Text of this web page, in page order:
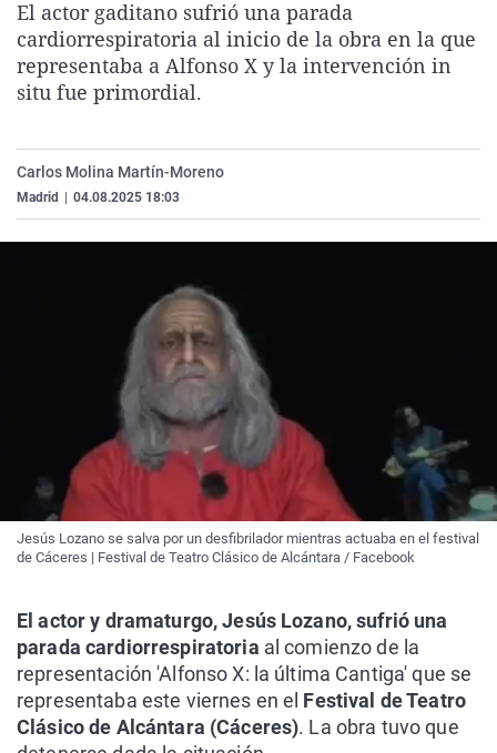
La rosa de los vientos
Gente viajera
Caso
Retornados
Extremadura
Galicia
Virales
Televisión
El actor gaditano sufrió una parada
cardiorrespiratoria al inicio de la obra en la que
representaba a Alfonso X y la intervención in
situ fue primordial.
Carlos Molina Martín-Moreno
Madrid 04.08.2025 18:03
Jesús Lozano se salva por un desfibrilador mientras actuaba en el festival
de Cáceres | Festival de Teatro Clásico de Alcántara / Facebook
El actor y dramaturgo, Jesús Lozano, sufrió una
parada cardiorrespiratoria al comienzo de la
representación 'Alfonso X: la última Cantiga' que se
representaba este viernes en el Festival de Teatro
Clásico de Alcántara (Cáceres). La obra tuvo que